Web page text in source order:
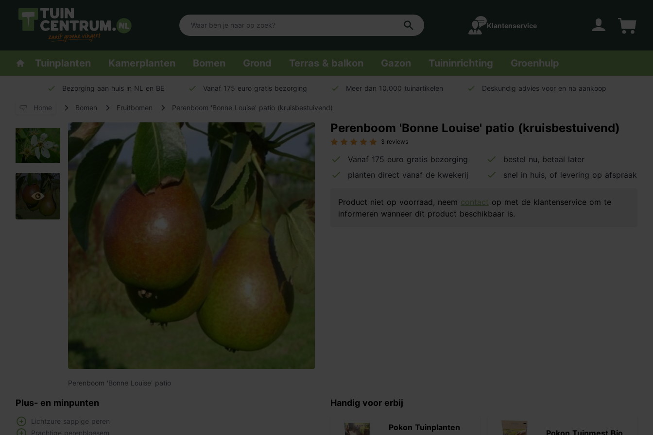
Logo Tuincentrum.nl
Klantenservice
Homepage
Tuinplanten Kamerplanten Bomen Grond Terras & balkon Gazon Tuininrichting Groenhulp
Bezorging aan huis in NL en BE Vanaf 175 euro gratis bezorging Meer dan 10.000 tuinartikelen Deskundig advies voor en na aankoop
Home Bomen Fruitbomen Perenboom 'Bonne Louise' patio (kruisbestuivend)
Perenboom 'Bonne Louise' patio
Perenboom 'Bonne Louise' patio (kruisbestuivend)
3 reviews
Vanaf 175 euro gratis bezorging
bestel nu, betaal later
planten direct vanaf de kwekerij
snel in huis, of levering op afspraak
Product niet op voorraad, neem contact op met de klantenservice om te
informeren wanneer dit product beschikbaar is.
Plus- en minpunten
Lichtzure sappige peren
Prachtige perenbloesem
Handig voor erbij
Pokon Tuinplanten
Pokon Tuinmest Bio